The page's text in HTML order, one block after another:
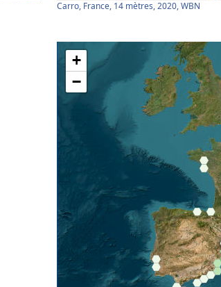
Carro, France, 14 mètres, 2020, WBN